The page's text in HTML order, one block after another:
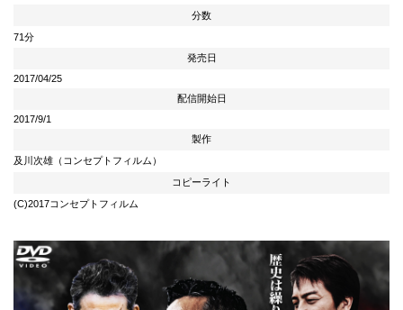
分数
71分
発売日
2017/04/25
配信開始日
2017/9/1
製作
及川次雄（コンセプトフィルム）
コピーライト
(C)2017コンセプトフィルム